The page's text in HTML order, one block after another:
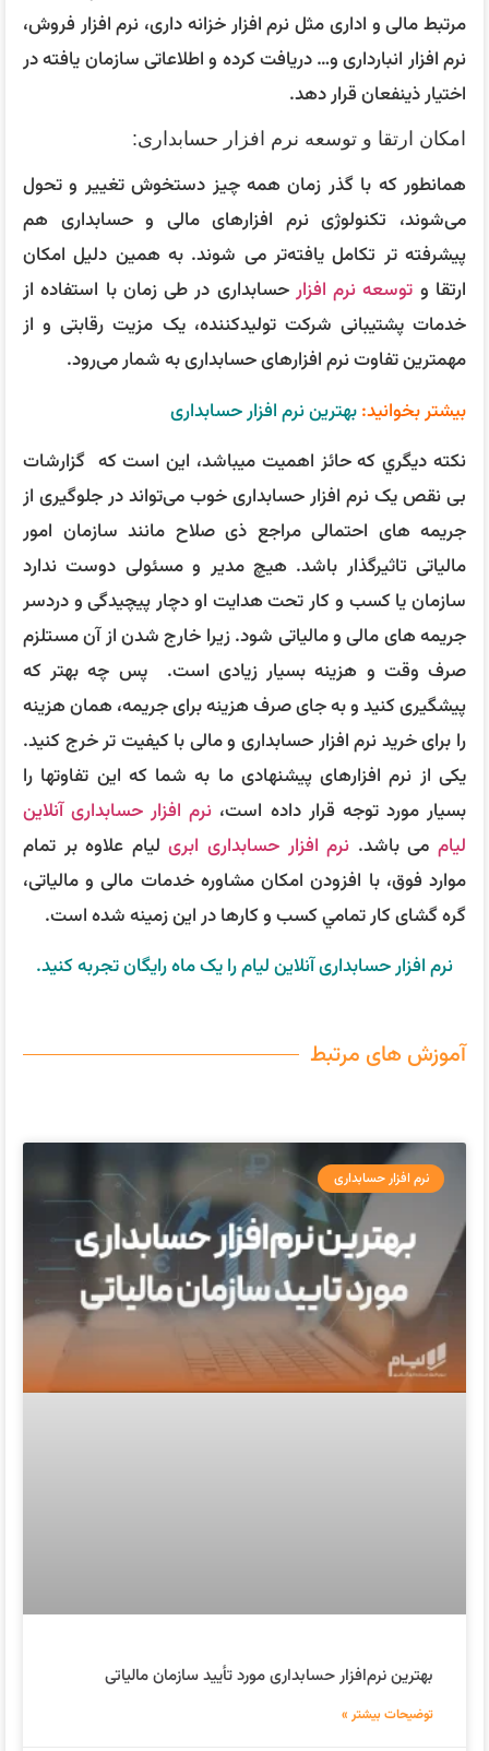
مرتبط مالی و اداری مثل نرم افزار خزانه داری، نرم افزار فروش،
نرم افزار انبارداری و… دریافت کرده و اطلاعاتی سازمان یافته در
اختیار ذینفعان قرار دهد.
امکان ارتقا و توسعه نرم افزار حسابداری:
همانطور که با گذر زمان همه چیز دستخوش تغییر و تحول
می‌شوند، تکنولوژی نرم افزارهای مالی و حسابداری هم
پیشرفته‌ تر تکامل یافته‌تر می‌ شوند. به همین دلیل امکان
ارتقا و توسعه نرم افزار حسابداری در طی زمان با استفاده از
خدمات پشتیبانی شرکت تولیدکننده، یک مزیت رقابتی و از
مهمترین تفاوت نرم افزارهای حسابداری به شمار می‌رود.
بیشتر بخوانید:بهترین نرم افزار حسابداری
نكته ديگري كه حائز اهميت ميباشد، اين است كه گزارشات
بی نقص یک نرم افزار حسابداری خوب می‌تواند در جلوگیری از
جریمه‌ های احتمالی مراجع ذی صلاح مانند سازمان امور
مالیاتی تاثیرگذار باشد. هیچ مدیر و مسئولی دوست ندارد
سازمان یا کسب و کار تحت هدایت او دچار پیچیدگی و دردسر
جریمه‌ های مالی و مالیاتی شود. زیرا خارج شدن از آن مستلزم
صرف وقت و هزینه بسیار زیادی است. پس چه بهتر که
پیشگیری کنید و به جای صرف هزینه برای جریمه، همان هزینه
را برای خرید نرم افزار حسابداری و مالی با کیفیت‌ تر خرج کنید.
یکی از نرم افزارهای پیشنهادی ما به شما که این تفاوتها را
بسیار مورد توجه قرار داده است، نرم افزار حسابداری آنلاین
لیاممی باشد. نرم افزار حسابداری ابریلیام علاوه بر تمام
موارد فوق، با افزودن امكان مشاوره خدمات مالی و مالیاتی،
گره گشای کار تمامي كسب و كارها در این زمینه شده است.
نرم افزار حسابداری آنلاین لیام را یک ماه رایگان تجربه کنید.
آموزش های مرتبط
نرم افزار حسابداری
بهترین نرم‌افزار حسابداری مورد تأیید سازمان مالیاتی
توضیحات بیشتر »